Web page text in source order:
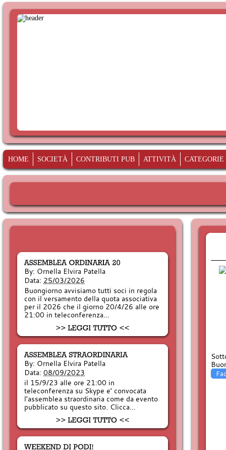
HOME SOCIETÀ CONTRIBUTI PUB ATTIVITÀ CATEGORIE
By: Ornella Elvira Patella
Data: 25/03/2026
Buongiorno avvisiamo tutti soci in regola
con il versamento della quota associativa
per il 2026 che il giorno 20/4/26 alle ore
21:00 in teleconferenza…
By: Ornella Elvira Patella
Data: 08/09/2023
il 15/9/23 alle ore 21:00 in
teleconferenza su Skype e' convocata
l'assemblea straordinaria come da evento
pubblicato su questo sito. Clicca…